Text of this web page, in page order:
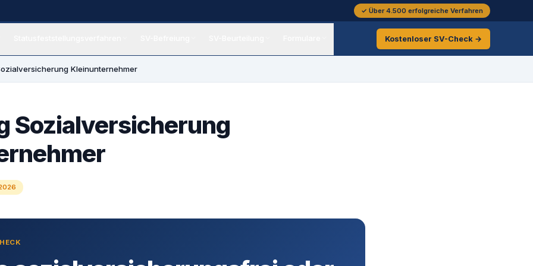
✓ Über 4.500 erfolgreiche Verfahren
Kostenloser SV-Check →
Kleinunternehmer
Sozialversicherung